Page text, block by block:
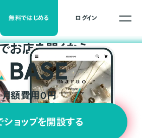
無料ではじめる ログイン
お店を開くなら
月額費用0円
ショップを開設する